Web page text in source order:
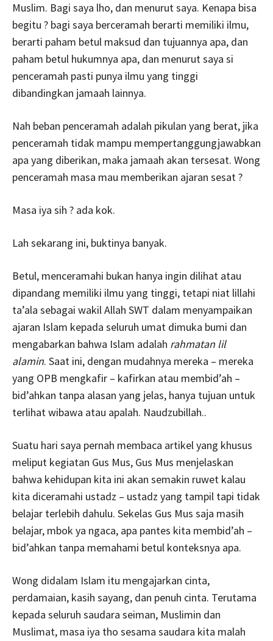
Muslim. Bagi saya lho, dan menurut saya. Kenapa bisa
begitu ? bagi saya berceramah berarti memiliki ilmu,
berarti paham betul maksud dan tujuannya apa, dan
paham betul hukumnya apa, dan menurut saya si
penceramah pasti punya ilmu yang tinggi
dibandingkan jamaah lainnya.
Nah beban penceramah adalah pikulan yang berat, jika
penceramah tidak mampu mempertanggungjawabkan
apa yang diberikan, maka jamaah akan tersesat. Wong
penceramah masa mau memberikan ajaran sesat ?
Masa iya sih ? ada kok.
Lah sekarang ini, buktinya banyak.
Betul, menceramahi bukan hanya ingin dilihat atau
dipandang memiliki ilmu yang tinggi, tetapi niat lillahi
ta’ala sebagai wakil Allah SWT dalam menyampaikan
ajaran Islam kepada seluruh umat dimuka bumi dan
mengabarkan bahwa Islam adalah rahmatan lil
alamin. Saat ini, dengan mudahnya mereka – mereka
yang OPB mengkafir – kafirkan atau membid’ah –
bid’ahkan tanpa alasan yang jelas, hanya tujuan untuk
terlihat wibawa atau apalah. Naudzubillah..
Suatu hari saya pernah membaca artikel yang khusus
meliput kegiatan Gus Mus, Gus Mus menjelaskan
bahwa kehidupan kita ini akan semakin ruwet kalau
kita diceramahi ustadz – ustadz yang tampil tapi tidak
belajar terlebih dahulu. Sekelas Gus Mus saja masih
belajar, mbok ya ngaca, apa pantes kita membid’ah –
bid’ahkan tanpa memahami betul konteksnya apa.
Wong didalam Islam itu mengajarkan cinta,
perdamaian, kasih sayang, dan penuh cinta. Terutama
kepada seluruh saudara seiman, Muslimin dan
Muslimat, masa iya tho sesama saudara kita malah